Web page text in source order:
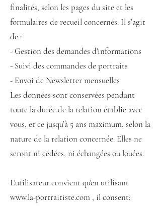
finalités, selon les pages du site et les
formulaires de recueil concernés. Il s’agit
de :
- Gestion des demandes d'informations
- Suivi des commandes de portraits
- Envoi de Newsletter mensuelles
Les données sont conservées pendant
toute la durée de la relation établie avec
vous, et ce jusqu’à 5 ans maximum, selon la
nature de la relation concernée. Elles ne
seront ni cédées, ni échangées ou louées.
L'utilisateur convient qu'en utilisant
www.la-portraitiste.com , il consent: